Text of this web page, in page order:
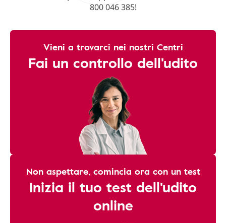
800 046 385!
Vieni a trovarci nei nostri Centri
Fai un controllo dell'udito
Non aspettare, comincia ora con un test
Inizia il tuo test dell'udito
online